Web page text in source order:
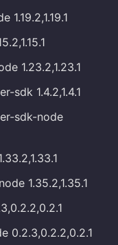
1.23.2,1.23.1
sdk 1.4.2,1.4.1
sdk-node
1.35.2,1.35.1
0.2.3,0.2.2,0.2.1